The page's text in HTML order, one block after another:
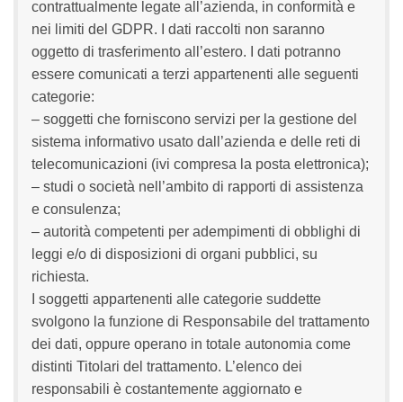
contrattualmente legate all’azienda, in conformità e
nei limiti del GDPR. I dati raccolti non saranno
oggetto di trasferimento all’estero. I dati potranno
essere comunicati a terzi appartenenti alle seguenti
categorie:
– soggetti che forniscono servizi per la gestione del
sistema informativo usato dall’azienda e delle reti di
telecomunicazioni (ivi compresa la posta elettronica);
– studi o società nell’ambito di rapporti di assistenza
e consulenza;
– autorità competenti per adempimenti di obblighi di
leggi e/o di disposizioni di organi pubblici, su
richiesta.
I soggetti appartenenti alle categorie suddette
svolgono la funzione di Responsabile del trattamento
dei dati, oppure operano in totale autonomia come
distinti Titolari del trattamento. L’elenco dei
responsabili è costantemente aggiornato e